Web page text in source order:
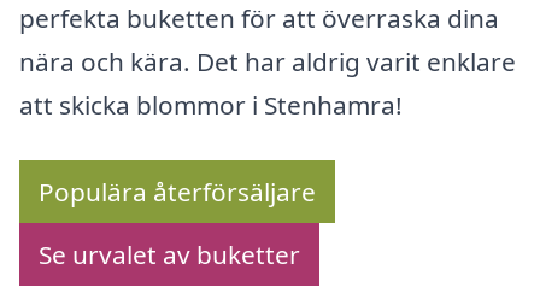
perfekta buketten för att överraska dina
nära och kära. Det har aldrig varit enklare
att skicka blommor i Stenhamra!
Populära återförsäljare
Se urvalet av buketter